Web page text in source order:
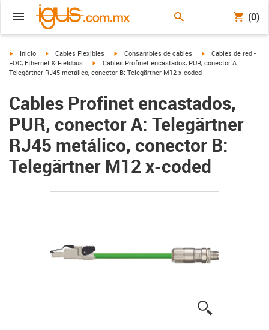
(0)
igus-icon-arrow-right
Inicio igus-icon-arrow-right
Cables Flexibles igus-icon-arrow-right
Consambles de cables igus-icon-arrow-right
Cables de red -
FOC, Ethernet & Fieldbus
igus-icon-arrow-right
Cables Profinet encastados, PUR, conector A:
Telegärtner RJ45 metálico, conector B: Telegärtner M12 x-coded
Cables Profinet encastados,
PUR, conector A: Telegärtner
RJ45 metálico, conector B:
Telegärtner M12 x-coded